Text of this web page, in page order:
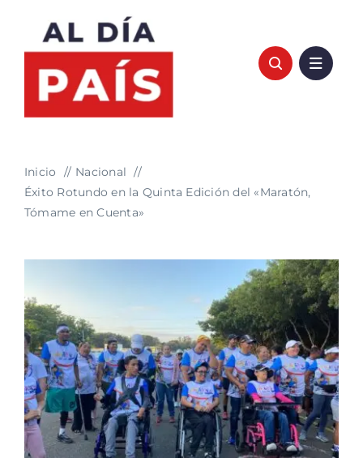
contenido
Inicio
Nacional
Éxito Rotundo en la Quinta Edición del «Maratón,
Tómame en Cuenta»